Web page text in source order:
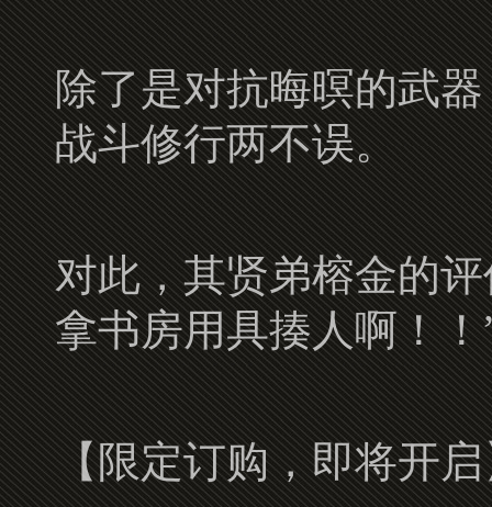
除了是对抗晦暝的武
战斗修行两不误。
对此，其贤弟榕金的
拿书房用具揍人啊！！
【限定订购，即将开